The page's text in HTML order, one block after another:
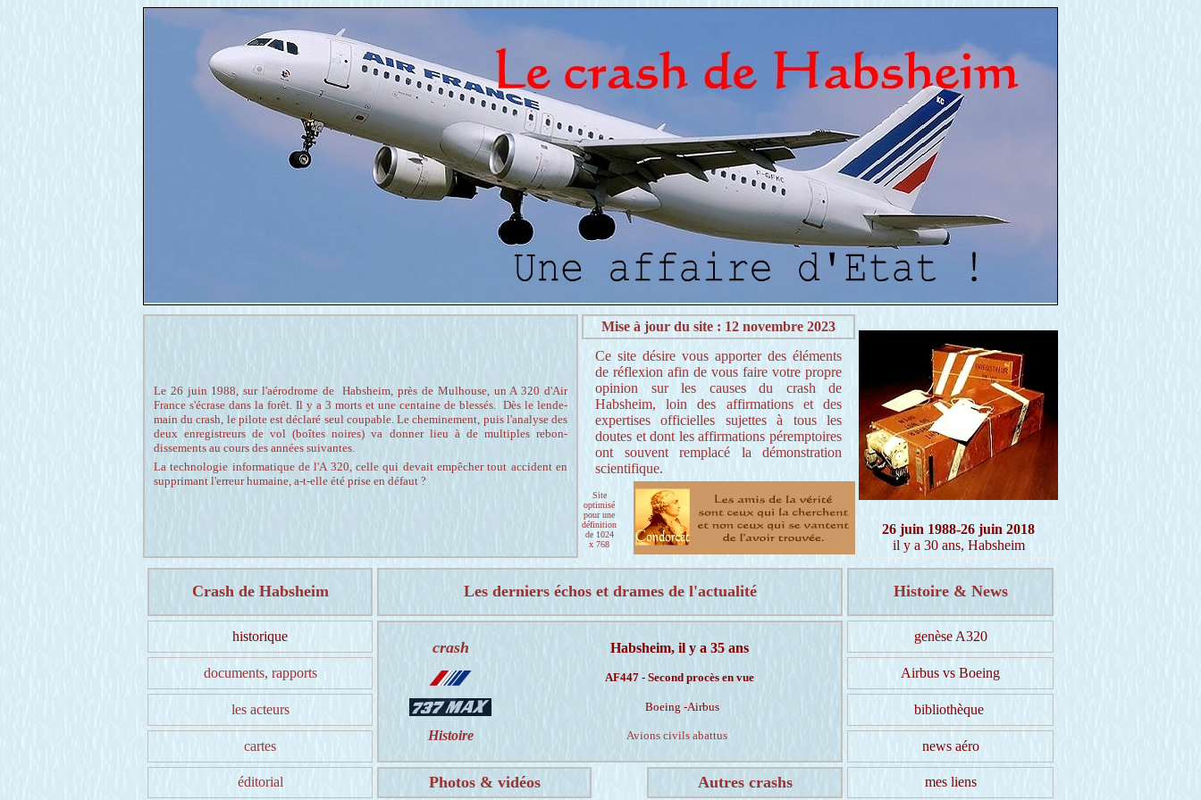
Le 26 juin 1988, sur l'aérodrome de Habsheim, près de Mulhouse, un A 320 d'Air
France s'écrase dans la forêt. Il y a 3 morts et une centaine de blessés. Dès le lende-
main du crash, le pilote est déclaré seul coupable. Le cheminement, puis l'analyse des
deux enregistreurs de vol (boîtes noires) va donner lieu à de multiples rebon-
dissements au cours des années suivantes.
La technologie informatique de l'A 320, celle qui devait empêcher tout accident en
supprimant l'erreur humaine, a-t-elle été prise en défaut ?
Mise à jour du site : 12 novembre 2023
Ce site désire vous apporter des éléments
de réflexion afin de vous faire votre propre
opinion sur les causes du crash de
Habsheim, loin des affirmations et des
expertises officielles sujettes à tous les
doutes et dont les affirmations péremptoires
ont souvent remplacé la démonstration
scientifique.
Site
optimisé
pour une
définition
de 1024
x 768
26 juin 1988-26 juin 2018
il y a 30 ans, Habsheim
Crash de Habsheim Les derniers échos et drames de l'actualité Histoire & News
historique
crash Habsheim, il y a 35 ans
AF447 - Second procès en vue
Boeing -Airbus
Histoire Avions civils abattus
genèse A320
documents, rapports Airbus vs Boeing
les acteurs bibliothèque
cartes news aéro
éditorial Photos & vidéos Autres crashs mes liens